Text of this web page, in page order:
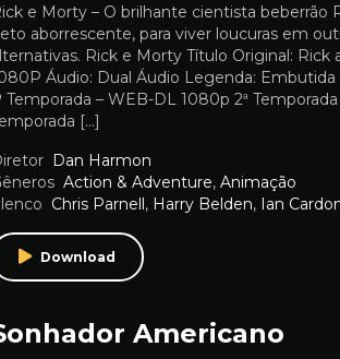
e Morty – O brilhante cientista beberrão
aborrescente, para viver loucuras em
Rick e Morty Título Original:
Áudio: Dual Áudio Legenda: Embutida
Temporada – WEB-DL 1080p 2ª
[…]
Dan Harmon
Action & Adventure, Animação
Chris Parnell, Harry Belden, Ian
Download
Americano